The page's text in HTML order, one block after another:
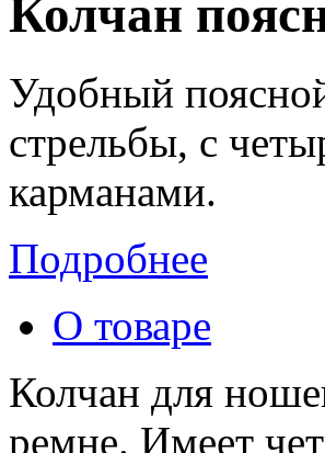
Колчан
Удобный
стрельбы, с
карманами.
Подробнее
О товаре
Колчан для
ремне. Имеет